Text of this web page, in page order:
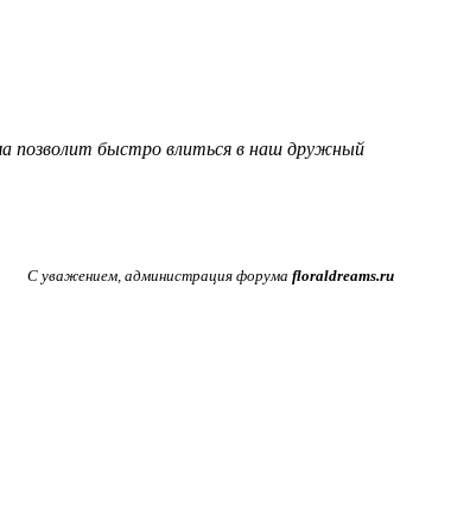
позволит быстро влиться в наш дружный
С уважением, администрация форума floraldreams.ru